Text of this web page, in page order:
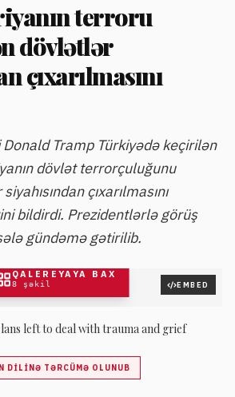
terroru
dövlətlər
çıxarılmasını
Tramp Türkiyədə keçirilən
dövlət terrorçuluğunu
çıxarılmasını
bildirdi. Prezidentlərlə görüş
gündəmə gətirilib.
QALEREYAYA BAX
8 şəkil EMBED
left to deal with trauma and grief
DILINƏ TƏRCÜMƏ OLUNUB